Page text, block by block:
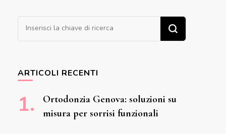
Cerchi qualcosa?
ARTICOLI RECENTI
Ortodonzia Genova: soluzioni su
misura per sorrisi funzionali